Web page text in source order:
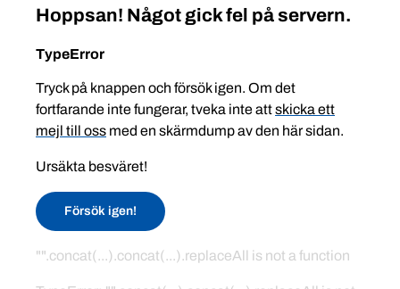
Hoppsan! Något gick fel på servern.
TypeError
Tryck på knappen och försök igen. Om det
fortfarande inte fungerar, tveka inte attskicka ett
mejl till oss med en skärmdump av den här sidan.
Ursäkta besväret!
Försök igen!
"".concat(...).concat(...).replaceAll is not a function